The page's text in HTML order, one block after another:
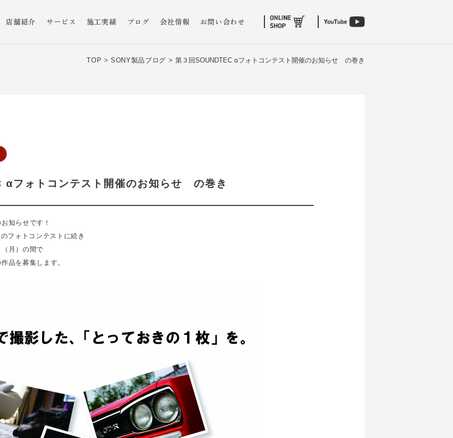
店舗紹介 サービス 施工実績 ブログ 会社情報 お問い合わせ
TOP >SONY製品ブログ > 第３回SOUNDTEC αフォトコンテスト開催のお知らせ の巻き
αフォトコンテスト開催のお知らせ の巻き
知らせです！
フォトコンテストに続き
月）の間で
品を募集します。